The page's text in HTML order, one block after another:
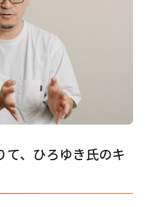
て、ひろゆき氏のキ